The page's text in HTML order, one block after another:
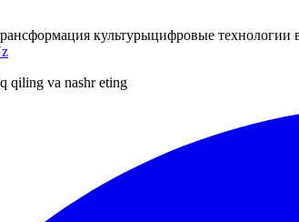
культурыцифровые технологии
qiling va nashr eting